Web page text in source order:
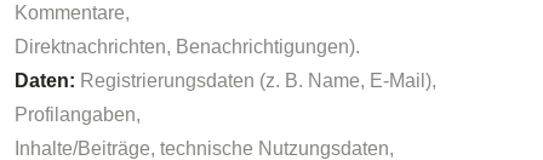
Kommentare,
Direktnachrichten, Benachrichtigungen).
Daten: Registrierungsdaten (z. B. Name, E-Mail),
Profilangaben,
Inhalte/Beiträge, technische Nutzungsdaten,